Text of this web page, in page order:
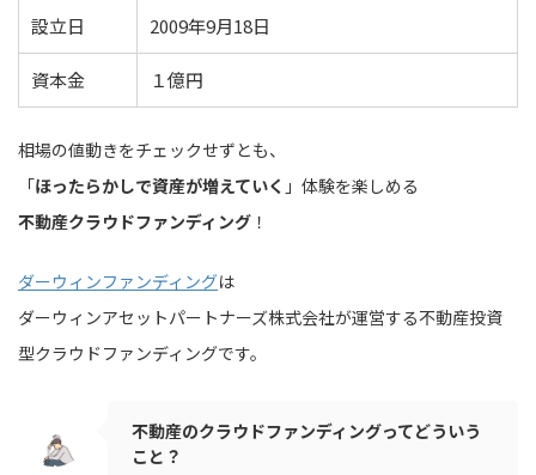
設立日 2009年9月18日
資本金 １億円
相場の値動きをチェックせずとも、
「ほったらかしで資産が増えていく 」体験を楽しめる
不動産クラウドファンディング ！
ダーウィンファンディングは
ダーウィンアセットパートナーズ株式会社が運営する不動産投資
型クラウドファンディングです。
不動産のクラウドファンディングってどういう
こと？